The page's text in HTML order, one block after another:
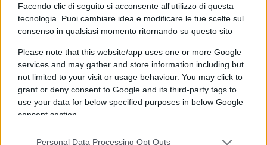
Facendo clic di seguito si acconsente all'utilizzo di questa
tecnologia. Puoi cambiare idea e modificare le tue scelte sul
consenso in qualsiasi momento ritornando su questo sito
Please note that this website/app uses one or more Google
services and may gather and store information including but
not limited to your visit or usage behaviour. You may click to
grant or deny consent to Google and its third-party tags to
use your data for below specified purposes in below Google
consent section.
Personal Data Processing Opt Outs
faccio mettere a verbale che il ministro della
Cultura è contrario”, ha risposto Giuli. “Basta
spocchia”, li ha avvisati Meloni provocando la
reazione stizzita di Giuli: “Non sono l’unico ad
averla”. Poco prima infatti Salvini aveva spiegato
che lui le Soprintendenze le “raderebbe al suolo”:
“Io, no – gli aveva risposto Giuli – tutelo l’articolo 9
della Costituzione, se hai coraggio esci fuori e
ripeti questa affermazione in pubblico”.